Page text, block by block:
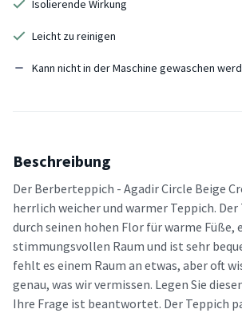
Isolierende Wirkung
Leicht zu reinigen
Kann nicht in der Maschine gewaschen
Beschreibung
Der Berberteppich - Agadir Circle Beige
herrlich weicher und warmer Teppich.
durch seinen hohen Flor für warme Füße,
stimmungsvollen Raum und ist sehr
fehlt es einem Raum an etwas, aber oft
genau, was wir vermissen. Legen Sie
Ihre Frage ist beantwortet. Der Teppich